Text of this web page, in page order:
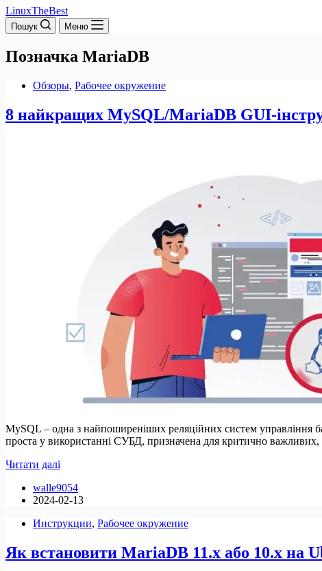
LinuxTheBest
Пошук Меню
Позначка MariaDB
Обзоры, Рабочее окружение
8 найкращих MySQL/MariaDB GUI-
MySQL – одна з найпоширеніших реляційних систем управління
проста у використанні СУБД, призначена для критично
Читати далі
MySQL/MariaDB
GUI-
для
walle9054
2024-02-13
Инструкции, Рабочее окружение
Як встановити MariaDB 11.x або 10.x на